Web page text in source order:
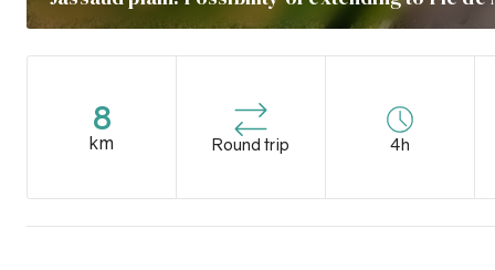
8
km Round trip 4h